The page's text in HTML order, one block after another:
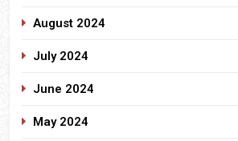
August 2024
July 2024
June 2024
May 2024